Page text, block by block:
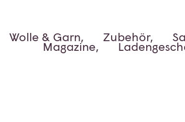
Wolle & Garn, Zubehör,
Magazine,